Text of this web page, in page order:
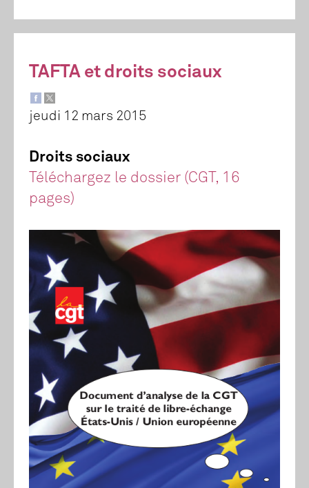
TAFTA et droits sociaux
jeudi 12 mars 2015
Droits sociaux
Téléchargez le dossier (CGT, 16
pages)